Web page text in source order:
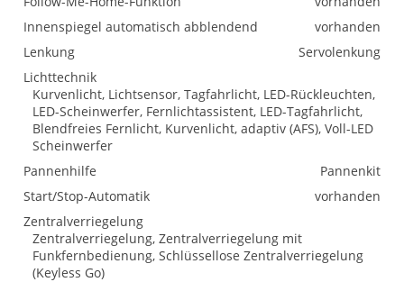
Innenspiegel automatisch abblendend
vorhanden
Lenkung
Servolenkung
Lichttechnik
Kurvenlicht, Lichtsensor, Tagfahrlicht, LED-Rückleuchten,
LED-Scheinwerfer, Fernlichtassistent, LED-Tagfahrlicht,
Blendfreies Fernlicht, Kurvenlicht, adaptiv (AFS), Voll-LED
Scheinwerfer
Pannenhilfe
Pannenkit
Start/Stop-Automatik
vorhanden
Zentralverriegelung
Zentralverriegelung, Zentralverriegelung mit
Funkfernbedienung, Schlüssellose Zentralverriegelung
(Keyless Go)